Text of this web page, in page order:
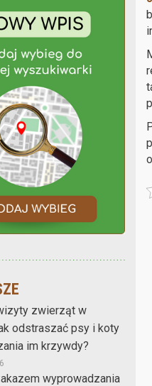
zwierząt w
odstraszać psy i koty
im krzywdy?
wyprowadzania